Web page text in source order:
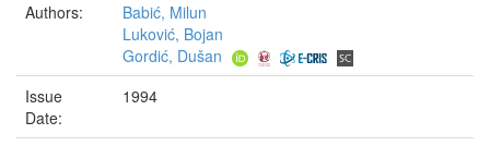
Authors:
Babić, Milun
Luković, Bojan
Gordić, Dušan
Issue
Date:
1994